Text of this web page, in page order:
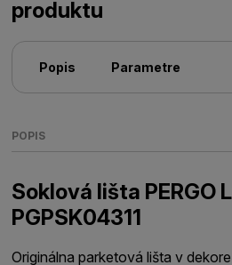
produktu
Popis Parametre
POPIS
Soklová lišta PERGO
PGPSK04311
Originálna parketová lišta v